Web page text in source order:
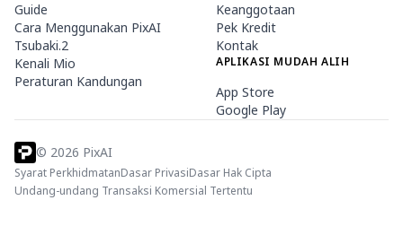
Guide
Cara Menggunakan PixAI
Tsubaki.2
Kenali Mio
Peraturan Kandungan
Keanggotaan
Pek Kredit
Kontak
APLIKASI MUDAH ALIH
App Store
Google Play
© 2026 PixAI
Syarat PerkhidmatanDasar PrivasiDasar Hak Cipta
Undang-undang Transaksi Komersial Tertentu